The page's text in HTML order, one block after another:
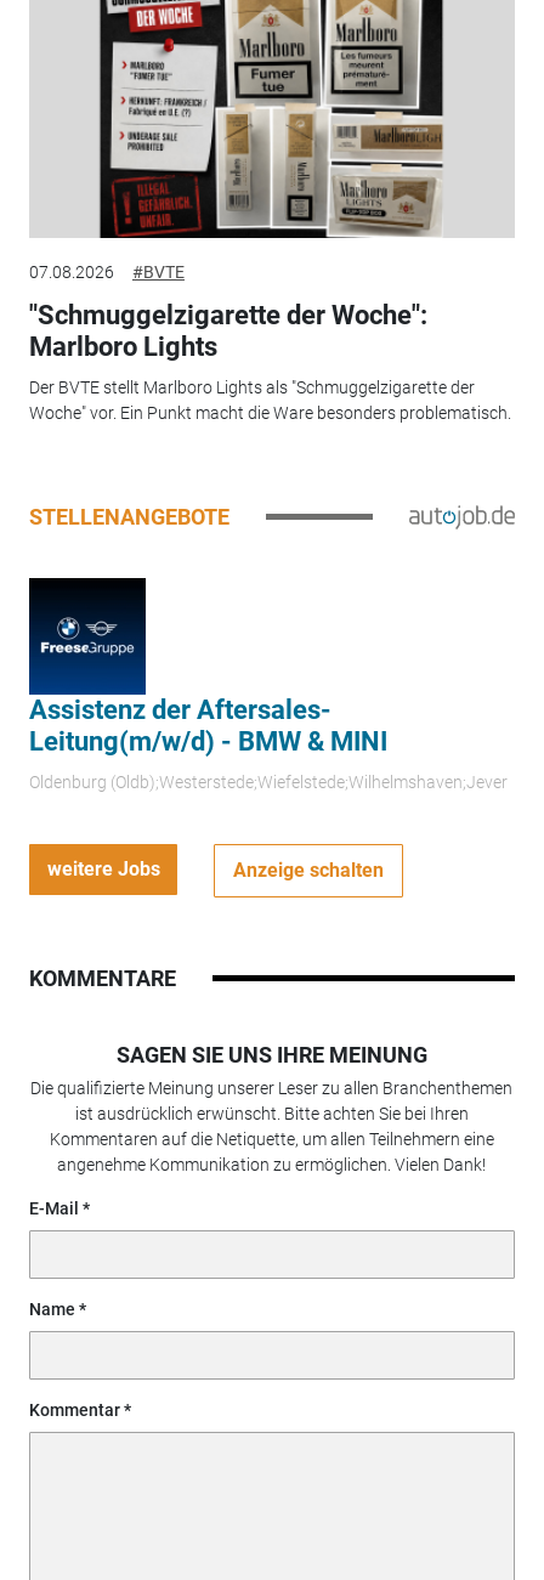
07.08.2026 #BVTE
"Schmuggelzigarette der Woche":
Marlboro Lights
Der BVTE stellt Marlboro Lights als "Schmuggelzigarette der
Woche" vor. Ein Punkt macht die Ware besonders problematisch.
STELLENANGEBOTE
Assistenz der Aftersales-
Leitung(m/w/d) - BMW & MINI
Oldenburg (Oldb);Westerstede;Wiefelstede;Wilhelmshaven;Jever
weitere Jobs Anzeige schalten
KOMMENTARE
SAGEN SIE UNS IHRE MEINUNG
Die qualifizierte Meinung unserer Leser zu allen Branchenthemen
ist ausdrücklich erwünscht. Bitte achten Sie bei Ihren
Kommentaren auf die Netiquette, um allen Teilnehmern eine
angenehme Kommunikation zu ermöglichen. Vielen Dank!
E-Mail
Name
Kommentar